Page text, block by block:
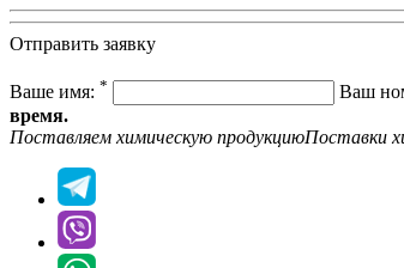
Отправить заявку
Ваше имя: * Ваш
время.
Поставляем химическую продукциюПоставки